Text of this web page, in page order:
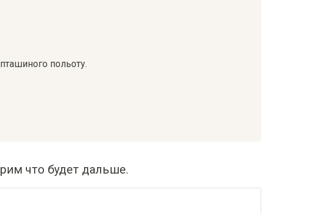
польоту.
что будет дальше.